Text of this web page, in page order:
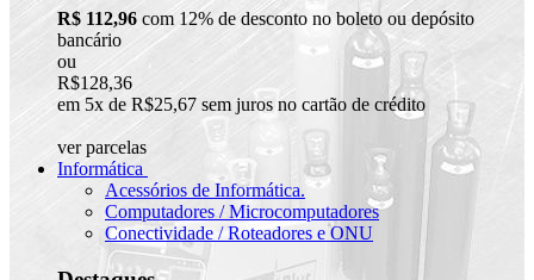
R$ 112,96 com 12% de desconto no boleto ou depósito
bancário
ou
R$128,36
em 5x de R$25,67 sem juros no cartão de crédito
ver parcelas
Informática
Acessórios de Informática.
Computadores / Microcomputadores
Conectividade / Roteadores e ONU